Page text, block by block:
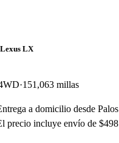
LX
151,063 millas
a domicilio desde
precio incluye envío de $498